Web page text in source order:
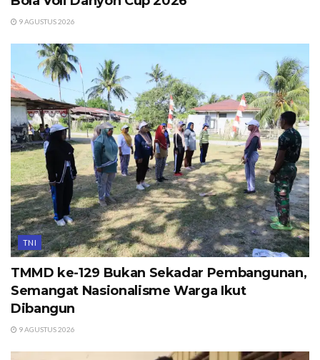
9 AGUSTUS 2026
TNI
TMMD ke-129 Bukan Sekadar Pembangunan,
Semangat Nasionalisme Warga Ikut
Dibangun
9 AGUSTUS 2026